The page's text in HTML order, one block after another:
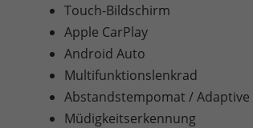
Touch-Bildschirm
Apple CarPlay
Android Auto
Multifunktionslenkrad
Abstandstempomat / Adaptive
Müdigkeitserkennung